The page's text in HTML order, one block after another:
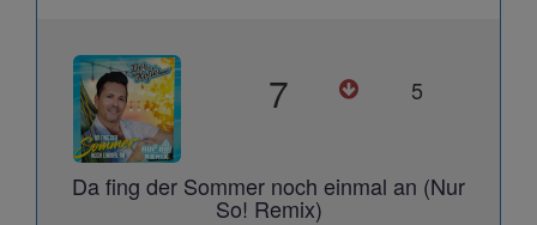
7 5
Da fing der Sommer noch einmal an (Nur
So! Remix)